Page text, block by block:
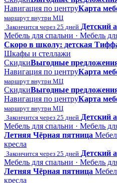
Навигация по центруКарта
маршрут внутри МЦ
Закончится через 25 дней Детский
Мебель для спальни · Мебель
Скоро в школу: детская
Шкафы и стеллажи
СкидкиВыгодные
Навигация по центруКарта
маршрут внутри МЦ
СкидкиВыгодные
Навигация по центруКарта
маршрут внутри МЦ
Закончится через 25 дней Детский
Мебель для спальни · Мебель
Летняя Чёрная пятница
кресла
Закончится через 25 дней Детский
Мебель для спальни · Мебель
Летняя Чёрная пятница
кресла